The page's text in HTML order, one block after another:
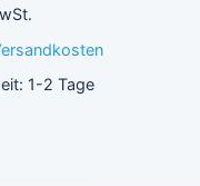
1-2 Tage